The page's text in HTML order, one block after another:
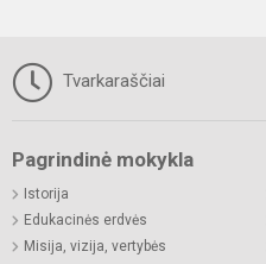
Tvarkaraščiai
Pagrindinė mokykla
Istorija
Edukacinės erdvės
Misija, vizija, vertybės